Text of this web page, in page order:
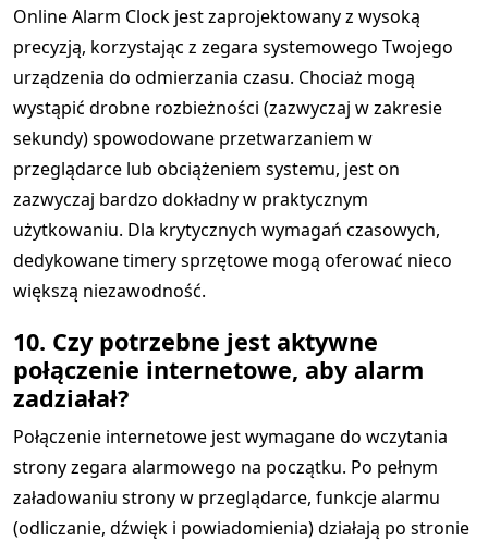
Online Alarm Clock jest zaprojektowany z wysoką
precyzją, korzystając z zegara systemowego Twojego
urządzenia do odmierzania czasu. Chociaż mogą
wystąpić drobne rozbieżności (zazwyczaj w zakresie
sekundy) spowodowane przetwarzaniem w
przeglądarce lub obciążeniem systemu, jest on
zazwyczaj bardzo dokładny w praktycznym
użytkowaniu. Dla krytycznych wymagań czasowych,
dedykowane timery sprzętowe mogą oferować nieco
większą niezawodność.
10. Czy potrzebne jest aktywne
połączenie internetowe, aby alarm
zadziałał?
Połączenie internetowe jest wymagane do wczytania
strony zegara alarmowego na początku. Po pełnym
załadowaniu strony w przeglądarce, funkcje alarmu
(odliczanie, dźwięk i powiadomienia) działają po stronie